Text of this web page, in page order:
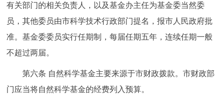
有关部门的相关负责人，以及基金办主任为基金委当然委
员，其他委员由市科学技术行政部门提名，报市人民政府批
准。基金委委员实行任期制，每届任期五年，连续任期一般
不超过两届。
第六条 自然科学基金主要来源于市财政拨款。市财政部
门应当将自然科学基金的经费列入预算。